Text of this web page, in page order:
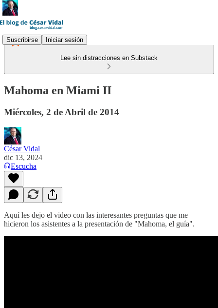
Suscribirse Iniciar sesión
Lee sin distracciones en Substack
Mahoma en Miami II
Miércoles, 2 de Abril de 2014
César Vidal
dic 13, 2024
Escucha
Aquí les dejo el video con las interesantes preguntas que me
hicieron los asistentes ​a la presentación de "Mahoma, el guía".